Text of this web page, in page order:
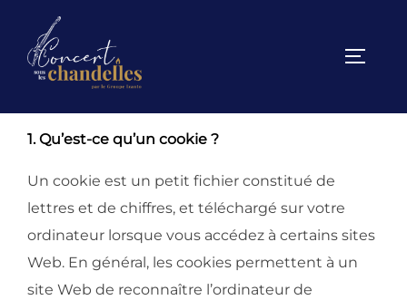
Politique en matière de
cookies
1. Qu’est-ce qu’un cookie ?
Un cookie est un petit fichier constitué de
lettres et de chiffres, et téléchargé sur votre
ordinateur lorsque vous accédez à certains sites
Web. En général, les cookies permettent à un
site Web de reconnaître l’ordinateur de